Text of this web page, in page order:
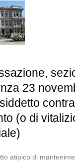
23
(o di
atipico di